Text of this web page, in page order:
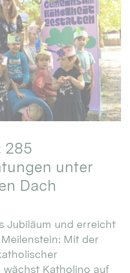
285
unter
Dach
Jubiläum und erreicht
Mit der
Katholino auf